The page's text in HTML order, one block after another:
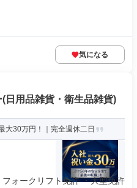
気になる
日用品雑貨・衛生品雑貨)
大30万円！｜完全週休二日
ォークリフト免許 ・大型免許